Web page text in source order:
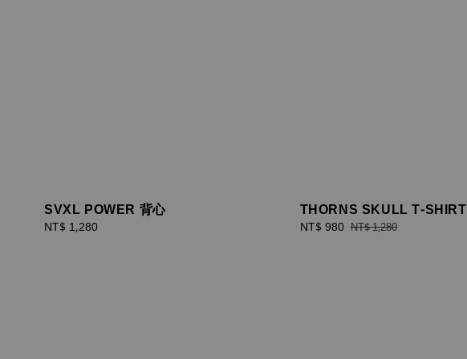
SVXL POWER 背心
Regular
NT$ 1,280
THORNS SKULL T-SHIRT
Sale
NT$ 980 Regular
NT$ 1,280